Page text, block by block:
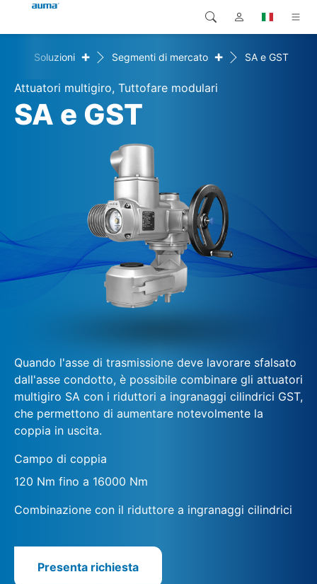
Prodotti
Soluzioni
Servizio di assistenza
Contatto
Global
Europa
Asia e Pacifico
Nord America
Ricerca
Soluzioni + Segmenti di mercato + SA e GST
Attuatori multigiro, Tuttofare modulari
SA e GST
Quando l'asse di trasmissione deve lavorare sfalsato
dall'asse condotto, è possibile combinare gli attuatori
multigiro SA con i riduttori a ingranaggi cilindrici GST,
che permettono di aumentare notevolmente la
coppia in uscita.
Campo di coppia
120 Nm fino a 16000 Nm
Combinazione con il riduttore a ingranaggi cilindrici
Presenta richiesta